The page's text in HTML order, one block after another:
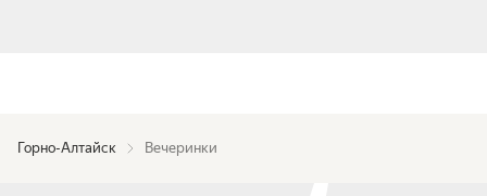
Горно-Алтайск Вечеринки